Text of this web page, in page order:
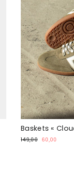
Baskets «
Prix
149,00
Prix
60,00